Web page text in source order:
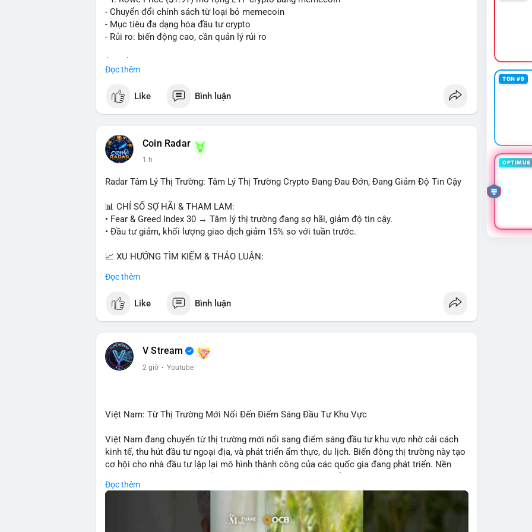
nhịp điều chỉnh ngắn hạn. Tuyệt đối không sử dụng đòn bẩy cao trong 24 giờ tới khi dòng
tiền lớn chưa xác định rõ đích đến cuối cùng.
#153btc #10triệuusd #chuyểnvílớn #btcmempool
- Chuyển đổi chính sách từ loại bỏ memecoin
- Mục tiêu đa dạng hóa đầu tư crypto
- Rủi ro: biến động cao, cần quản lý rủi ro
📰 Nguồn: CoinDesk
Đọc thêm
Like Bình luận
Coin Radar
1 h
Radar Tâm Lý Thị Trường: Tâm Lý Thị Trường Crypto Đang Đau Đớn, Đang Giảm Độ Tin Cậy
📊 CHỈ SỐ SỢ HÃI & THAM LAM:
• Fear & Greed Index 30 → Tâm lý thị trường đang sợ hãi, giảm độ tin cậy.
• Đầu tư giảm, khối lượng giao dịch giảm 15% so với tuần trước.
📈 XU HƯỚNG TÌM KIẾM & THẢO LUẬN:
Tutorial.
• LunarCrush: Ethereum, Solana, Dogecoin, Chainlink, Litecoin, Tesla, UFC, Premier League,
etc.
💬 DÒNG CHẢY TIN TỨC & TRUYỀN THÔNG:
• Telegram: US Senate tiến hành bỏ phiếu Clarity Act, IMF nói stablecoin địa phương tăng
nhu cầu.
crypto.
💡 NHẬN ĐỊNH & KHUYẾN NGHỊ:
• Tâm lý ngắn hạn: sợ hãi, giảm khối lượng, người bán tăng.
• Khuyến nghị: giữ cẩn thận, tránh short, tập trung vào stablecoin, theo dõi US legislation.
📊 Nguồn: Radar Tâm Lý Thị Trường
Đọc thêm
Like Bình luận
V Stream
2 giờ · Youtube
Việt Nam: Từ Thị Trường Mới Nổi Đến Điểm Sáng Đầu Tư Khu Vực
Việt Nam đang chuyển từ thị trường mới nổi sang điểm sáng đầu tư khu vực nhờ cải cách
kinh tế, thu hút đầu tư ngoại địa, và phát triển ẩm thực, du lịch. Biến động thị trường này tạo
cơ hội cho nhà đầu tư lặp lại mô hình thành công của các quốc gia đang phát triển. Nền
đầu tư toàn cầu.
Đọc thêm
TON #9
OPTIMUS